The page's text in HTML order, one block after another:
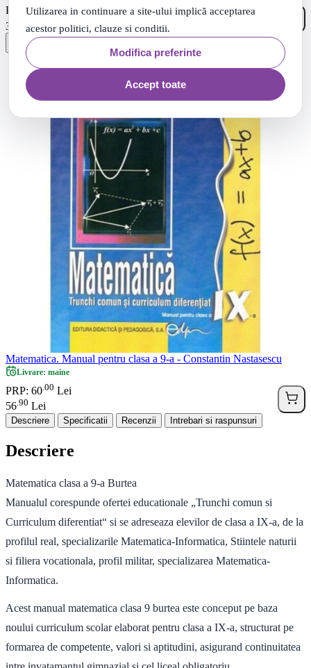
Utilizarea in continuare a site-ului implică acceptarea
acestor politici, clauze si conditii.
Modifica preferinte
Accept toate
PRP: 40.
Lei
33
Lei
Matematica. Manual pentru clasa a 9-a - Constantin Nastasescu
Livrare: maine
PRP: 60 00 Lei
56 90 Lei
Descriere Specificatii Recenzii Intrebari si raspunsuri
Descriere
Matematica clasa a 9-a Burtea
Manualul corespunde ofertei educationale „Trunchi comun si
Curriculum diferentiat“ si se adreseaza elevilor de clasa a IX-a, de la
profilul real, specializarile Matematica-Informatica, Stiintele naturii
si filiera vocationala, profil militar, specializarea Matematica-
Informatica.
Acest manual matematica clasa 9 burtea este conceput pe baza
noului curriculum scolar elaborat pentru clasa a IX-a, structurat pe
formarea de competente, valori si aptitudini, asigurand continuitatea